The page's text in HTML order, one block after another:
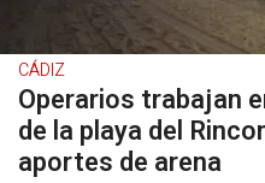
CÁDIZ
Operarios trabajan
de la playa del
aportes de arena